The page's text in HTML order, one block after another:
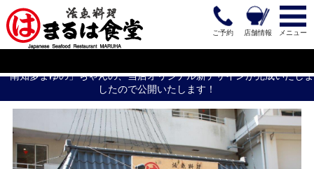
メニュー
店舗情報
ご予約
「南知多まゆの」ちゃんの、当店オリジナル新デザインが完成いたしま
したので公開いたします！